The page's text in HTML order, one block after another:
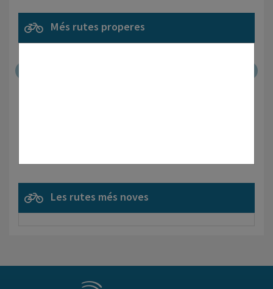
Més rutes properes
Les rutes més noves